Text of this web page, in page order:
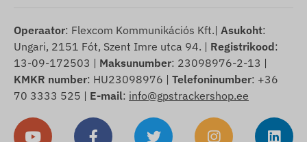
Operaator: Flexcom Kommunikációs Kft.| Asukoht:
Ungari, 2151 Fót, Szent Imre utca 94. | Registrikood:
13-09-172503 | Maksunumber: 23098976-2-13 |
KMKR number: HU23098976 | Telefoninumber: +36
70 3333 525 | E-mail: info@gpstrackershop.ee